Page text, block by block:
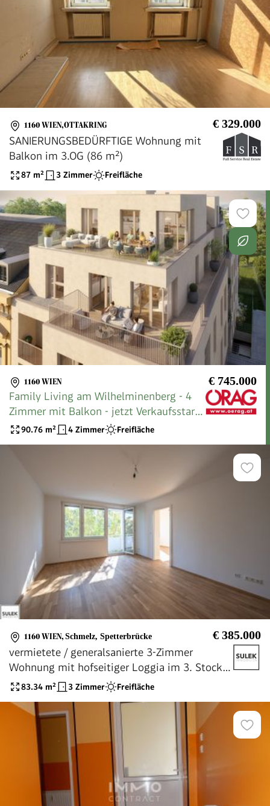
1160 WIEN,OTTAKRING € 329.000
SANIERUNGSBEDÜRFTIGE Wohnung mit
Balkon im 3.OG (86 m²)
87 m² 3 Zimmer Freifläche
1160 WIEN € 745.000
Family Living am Wilhelminenberg - 4
Zimmer mit Balkon - jetzt Verkaufsstart -
kaufen in 1160 Wien
90.76 m² 4 Zimmer Freifläche
1160 WIEN, Schmelz, Spetterbrücke € 385.000
vermietete / generalsanierte 3-Zimmer
Wohnung mit hofseitiger Loggia im 3. Stock
(ohne Lift)
83.34 m² 3 Zimmer Freifläche